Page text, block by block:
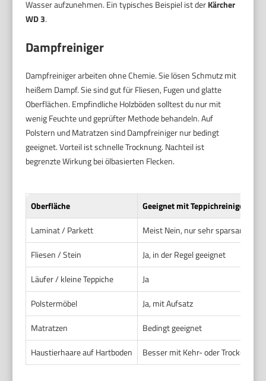
Wasser aufzunehmen. Ein typisches Beispiel ist derKärcher
WD 3.
Dampfreiniger
Dampfreiniger arbeiten ohne Chemie. Sie lösen Schmutz mit
heißem Dampf. Sie sind gut für Fliesen, Fugen und glatte
Oberflächen. Empfindliche Holzböden solltest du nur mit
wenig Feuchte und geprüfter Methode behandeln. Auf
Polstern und Matratzen sind Dampfreiniger nur bedingt
geeignet. Vorteil ist schnelle Trocknung. Nachteil ist
begrenzte Wirkung bei ölbasierten Flecken.
Oberfläche
Geeignet mit Teppichreiniger?
Laminat / Parkett
Meist Nein, nur sehr sparsam
Fliesen / Stein
Ja, in der Regel geeignet
Läufer / kleine Teppiche
Ja
Polstermöbel
Ja, mit Aufsatz
Matratzen
Bedingt geeignet
Haustierhaare auf Hartboden
Besser mit Kehr- oder